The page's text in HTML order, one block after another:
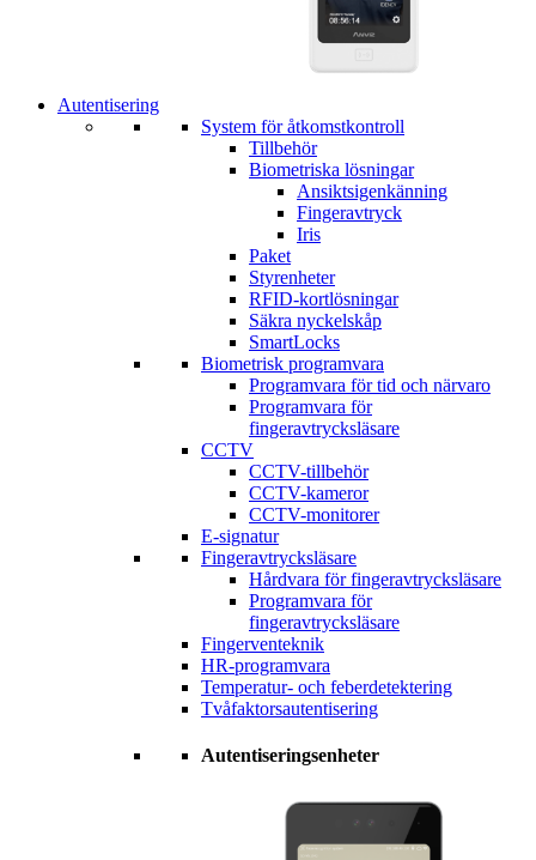
Autentisering
System för åtkomstkontroll
Tillbehör
Biometriska lösningar
Ansiktsigenkänning
Fingeravtryck
Iris
Paket
Styrenheter
RFID-kortlösningar
Säkra nyckelskåp
SmartLocks
Biometrisk programvara
Programvara för tid och närvaro
Programvara för
fingeravtrycksläsare
CCTV
CCTV-tillbehör
CCTV-kameror
CCTV-monitorer
E-signatur
Fingeravtrycksläsare
Hårdvara för fingeravtrycksläsare
Programvara för
fingeravtrycksläsare
Fingerventeknik
HR-programvara
Temperatur- och feberdetektering
Tvåfaktorsautentisering
Autentiseringsenheter